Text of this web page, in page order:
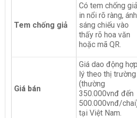
Tem chống giả
Có tem chống giả
in nổi rõ ràng, ánh
sáng chiếu vào
thấy rõ hoa văn
hoặc mã QR.
Giá bán
Giá dao động hợp
lý theo thị trường
(thường
350.000vnđ đến
500.000vnđ/
tại Việt Nam.